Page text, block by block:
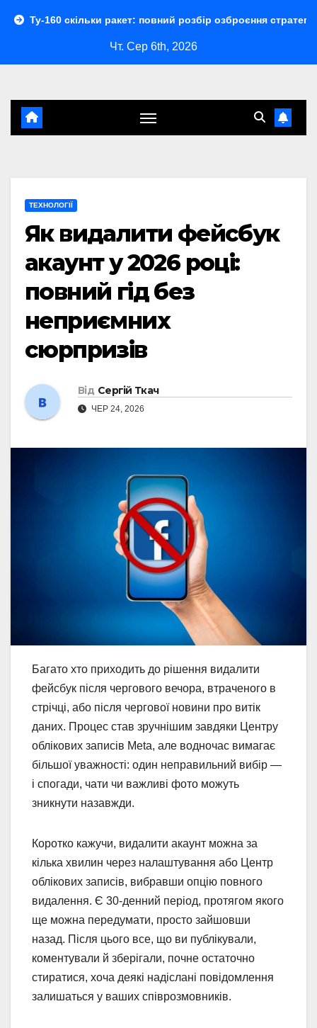
ракет: повний розбір озброєння стратегічного
Чт. Сер 6th, 2026
ТЕХНОЛОГІЇ
Як видалити фейсбук
акаунт у 2026 році:
повний гід без
неприємних
сюрпризів
Від Сергій Ткач
ЧЕР 24, 2026
Багато хто приходить до рішення видалити
фейсбук після чергового вечора, втраченого в
стрічці, або після чергової новини про витік
даних. Процес став зручнішим завдяки Центру
облікових записів Meta, але водночас вимагає
більшої уважності: один неправильний вибір —
і спогади, чати чи важливі фото можуть
зникнути назавжди.
Коротко кажучи, видалити акаунт можна за
кілька хвилин через налаштування або Центр
облікових записів, вибравши опцію повного
видалення. Є 30-денний період, протягом якого
ще можна передумати, просто зайшовши
назад. Після цього все, що ви публікували,
коментували й зберігали, почне остаточно
стиратися, хоча деякі надіслані повідомлення
залишаться у ваших співрозмовників.